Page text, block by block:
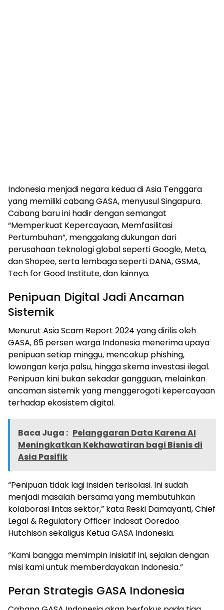
Indonesia menjadi negara kedua di Asia Tenggara
yang memiliki cabang GASA, menyusul Singapura.
Cabang baru ini hadir dengan semangat
“Memperkuat Kepercayaan, Memfasilitasi
Pertumbuhan”, menggalang dukungan dari
perusahaan teknologi global seperti Google, Meta,
dan Shopee, serta lembaga seperti DANA, GSMA,
Tech for Good Institute, dan lainnya.
Penipuan Digital Jadi Ancaman
Sistemik
Menurut Asia Scam Report 2024 yang dirilis oleh
GASA, 65 persen warga Indonesia menerima upaya
penipuan setiap minggu, mencakup phishing,
lowongan kerja palsu, hingga skema investasi ilegal.
Penipuan kini bukan sekadar gangguan, melainkan
ancaman sistemik yang menggerogoti kepercayaan
terhadap ekosistem digital.
Baca Juga : Pelanggaran Data Karena AI
Meningkatkan Kekhawatiran bagi Bisnis di
Asia Pasifik
“Penipuan tidak lagi insiden terisolasi. Ini sudah
menjadi masalah bersama yang membutuhkan
kolaborasi lintas sektor,” kata Reski Damayanti, Chief
Legal & Regulatory Officer Indosat Ooredoo
Hutchison sekaligus Ketua GASA Indonesia.
“Kami bangga memimpin inisiatif ini, sejalan dengan
misi kami untuk memberdayakan Indonesia.”
Peran Strategis GASA Indonesia